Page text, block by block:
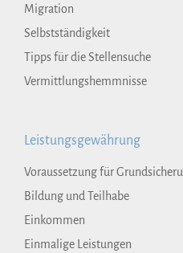
Migration
Selbstständigkeit
Tipps für die Stellensuche
Vermittlungshemmnisse
Leistungsgewährung
Voraussetzung für
Bildung und Teilhabe
Einkommen
Einmalige Leistungen